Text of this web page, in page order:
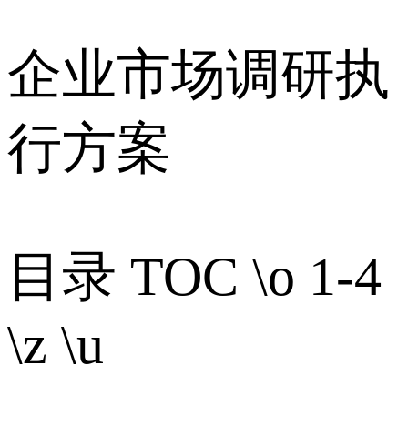
企业市场调研执
行方案
目录 TOC \o 1-4
\z \u